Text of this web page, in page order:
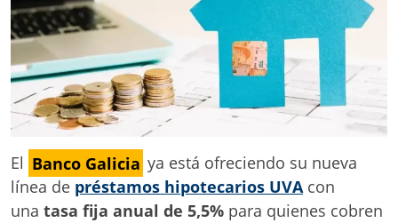
El Banco Galicia ya está ofreciendo su nueva
línea de préstamos hipotecarios UVAcon
una tasa fija anual de 5,5% para quienes cobren